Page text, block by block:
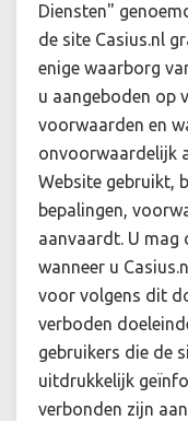
Diensten"
de site Casius.nl
enige waarborg
u aangeboden op
voorwaarden en
onvoorwaardelijk
Website gebruikt,
bepalingen,
aanvaardt. U mag
wanneer u
voor volgens dit
verboden
gebruikers die de
uitdrukkelijk
verbonden zijn